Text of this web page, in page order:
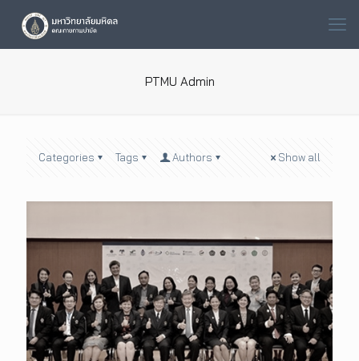
PTMU Admin
Categories Tags Authors Show all